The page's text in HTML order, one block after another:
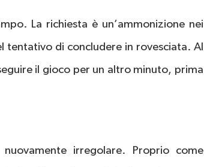
La richiesta è un’ammonizione nei
tentativo di concludere in rovesciata. Al
il gioco per un altro minuto, prima
irregolare. Proprio come